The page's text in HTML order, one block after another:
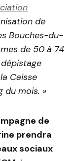
de
Bouches-du-
de 50 à 74
Caisse
du mois. »
de
prendra
sociaux